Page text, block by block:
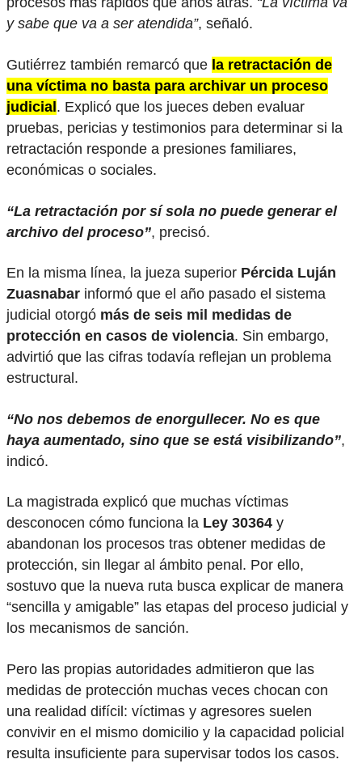
y sabe que va a ser atendida”, señaló.
Gutiérrez también remarcó que la retractación de
una víctima no basta para archivar un proceso
judicial. Explicó que los jueces deben evaluar
pruebas, pericias y testimonios para determinar si la
retractación responde a presiones familiares,
económicas o sociales.
“La retractación por sí sola no puede generar el
archivo del proceso”, precisó.
En la misma línea, la jueza superior Pércida Luján
Zuasnabar informó que el año pasado el sistema
judicial otorgó más de seis mil medidas de
protección en casos de violencia. Sin embargo,
advirtió que las cifras todavía reflejan un problema
estructural.
“No nos debemos de enorgullecer. No es que
haya aumentado, sino que se está visibilizando”,
indicó.
La magistrada explicó que muchas víctimas
desconocen cómo funciona la Ley 30364 y
abandonan los procesos tras obtener medidas de
protección, sin llegar al ámbito penal. Por ello,
sostuvo que la nueva ruta busca explicar de manera
“sencilla y amigable” las etapas del proceso judicial y
los mecanismos de sanción.
Pero las propias autoridades admitieron que las
medidas de protección muchas veces chocan con
una realidad difícil: víctimas y agresores suelen
convivir en el mismo domicilio y la capacidad policial
resulta insuficiente para supervisar todos los casos.